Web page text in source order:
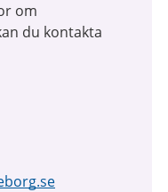
om
du kontakta